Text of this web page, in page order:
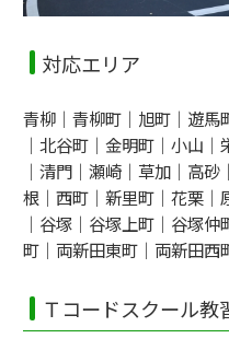
対応エリア
青柳｜青柳町｜旭町｜遊馬
｜北谷町｜金明町｜小山
｜清門｜瀬崎｜草加｜高
根｜西町｜新里町｜花栗｜
｜谷塚｜谷塚上町｜谷塚
町｜両新田東町｜両新田西
Ｔコードスクール教